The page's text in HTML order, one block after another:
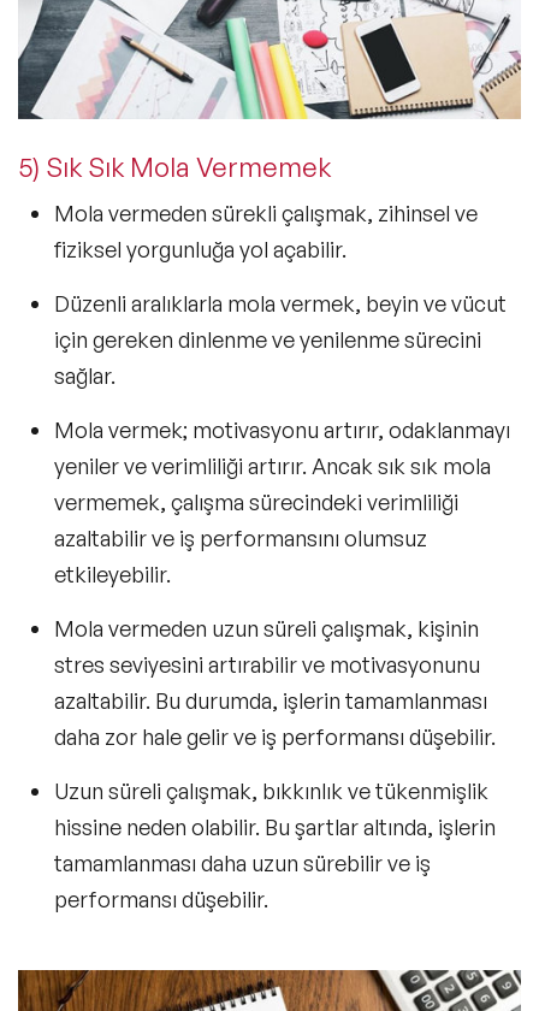
5) Sık Sık Mola Vermemek
Mola vermeden sürekli çalışmak, zihinsel ve
fiziksel yorgunluğa yol açabilir.
Düzenli aralıklarla mola vermek, beyin ve vücut
için gereken dinlenme ve yenilenme sürecini
sağlar.
Mola vermek; motivasyonu artırır, odaklanmayı
yeniler ve verimliliği artırır. Ancak sık sık mola
vermemek, çalışma sürecindeki verimliliği
azaltabilir ve iş performansını olumsuz
etkileyebilir.
Mola vermeden uzun süreli çalışmak, kişinin
stres seviyesini artırabilir ve motivasyonunu
azaltabilir. Bu durumda, işlerin tamamlanması
daha zor hale gelir ve iş performansı düşebilir.
Uzun süreli çalışmak, bıkkınlık ve tükenmişlik
hissine neden olabilir. Bu şartlar altında, işlerin
tamamlanması daha uzun sürebilir ve iş
performansı düşebilir.